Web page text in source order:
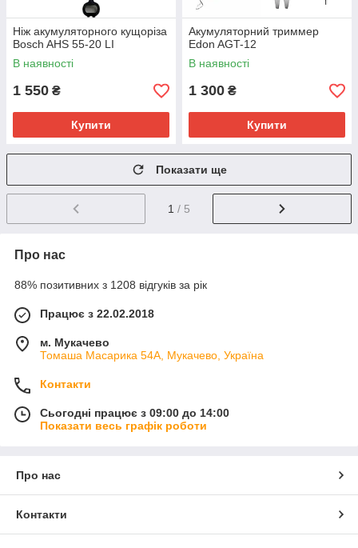
Ніж акумуляторного кущоріза
Bosch AHS 55-20 LI
В наявності
1 550 ₴
Купити
Акумуляторний триммер
Edon AGT-12
В наявності
1 300 ₴
Купити
Показати ще
1 / 5
Про нас
88% позитивних з 1208 відгуків за рік
Працює з 22.02.2018
м. Мукачево
Томаша Масарика 54А, Мукачево, Україна
Контакти
Сьогодні працює з 09:00 до 14:00
Показати весь графік роботи
Про нас
Контакти